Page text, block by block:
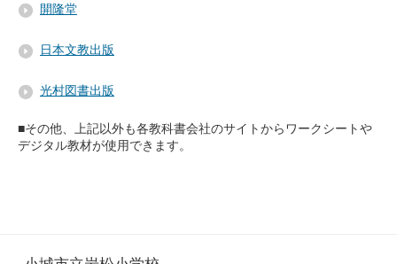
開隆堂
日本文教出版
光村図書出版
■その他、上記以外も各教科書会社のサイトからワークシートや
デジタル教材が使用できます。